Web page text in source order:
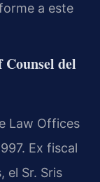
a este
Counsel del
Law Offices
Ex fiscal
el Sr. Sris